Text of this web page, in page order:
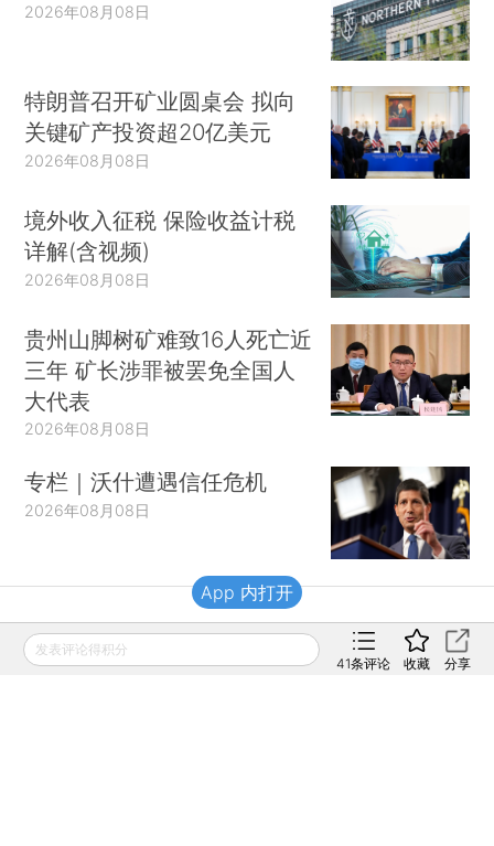
2026年08月08日
特朗普召开矿业圆桌会 拟向
关键矿产投资超20亿美元
2026年08月08日
境外收入征税 保险收益计税
详解(含视频)
2026年08月08日
贵州山脚树矿难致16人死亡近
三年 矿长涉罪被罢免全国人
大代表
2026年08月08日
专栏｜沃什遭遇信任危机
2026年08月08日
财新移动
发表评论得积分
41条评论 收藏 分享
App 内打开